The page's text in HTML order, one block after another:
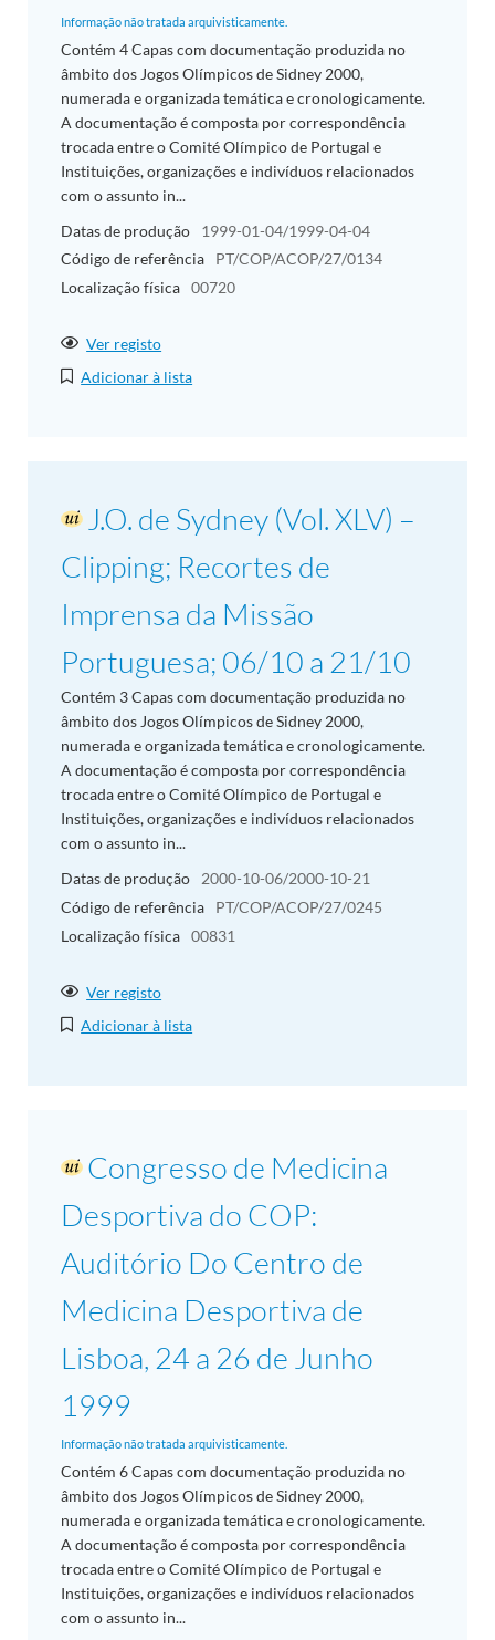
Informação não tratada arquivisticamente.
Contém 4 Capas com documentação produzida no
âmbito dos Jogos Olímpicos de Sidney 2000,
numerada e organizada temática e cronologicamente.
A documentação é composta por correspondência
trocada entre o Comité Olímpico de Portugal e
Instituições, organizações e indivíduos relacionados
com o assunto in...
Datas de produção
1999-01-04/1999-04-04
Código de referência
PT/COP/ACOP/27/0134
Localização física 00720
Ver registo
Adicionar à lista
J.O. de Sydney (Vol. XLV) –
Clipping; Recortes de
Imprensa da Missão
Portuguesa; 06/10 a 21/10
Contém 3 Capas com documentação produzida no
âmbito dos Jogos Olímpicos de Sidney 2000,
numerada e organizada temática e cronologicamente.
A documentação é composta por correspondência
trocada entre o Comité Olímpico de Portugal e
Instituições, organizações e indivíduos relacionados
com o assunto in...
Datas de produção
2000-10-06/2000-10-21
Código de referência
PT/COP/ACOP/27/0245
Localização física 00831
Ver registo
Adicionar à lista
Congresso de Medicina
Desportiva do COP:
Auditório Do Centro de
Medicina Desportiva de
Lisboa, 24 a 26 de Junho
1999
Informação não tratada arquivisticamente.
Contém 6 Capas com documentação produzida no
âmbito dos Jogos Olímpicos de Sidney 2000,
numerada e organizada temática e cronologicamente.
A documentação é composta por correspondência
trocada entre o Comité Olímpico de Portugal e
Instituições, organizações e indivíduos relacionados
com o assunto in...